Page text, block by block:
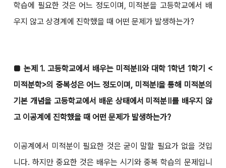
학습에 필요한 것은 어느 정도이며, 미적분을 고등학교에서 배
우지 않고 상경계에 진학했을 때 어떤 문제가 발생하는가?
■ 논제 1. 고등학교에서 배우는 미적분Ⅱ와 대학 1학년 1학기 <
미적분학>의 중복성은 어느 정도이며, 미적분Ⅰ을 통해 미적분의
기본 개념을 고등학교에서 배운 상태에서 미적분Ⅱ를 배우지 않
고 이공계에 진학했을 때 어떤 문제가 발생하는가?
이공계에서 미적분이 필요한 것은 굳이 말할 필요가 없을 것입
니다. 하지만 중요한 것은 배우는 시기와 중복 학습의 문제입니